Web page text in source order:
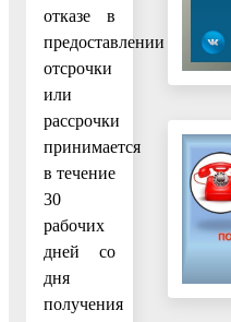
отказе в
предоставлении
отсрочки
или
рассрочки
принимается
в течение
30
рабочих
дней со
дня
получения